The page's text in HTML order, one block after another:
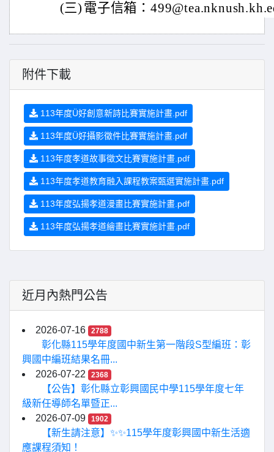
(三) 電子信箱：
附件下載
113年度Ü好創意新詩比賽實施計畫.pdf
113年度Ü好攝影徵件比賽實施計畫.pdf
113年度孝道故事徵文比賽實施計畫.pdf
113年度孝道教育融入課程教案甄選實施計畫.pdf
113年度弘揚孝道漫畫比賽實施計畫.pdf
113年度弘揚孝道繪畫比賽實施計畫.pdf
近月內熱門公告
2026-07-16 2788
彰化縣115學年度國中新生第一階段S型編班：彰
興國中編班結果名冊...
2026-07-22
2368
【公告】彰化縣立彰興國民中學115學年度七年
級新任導師名單暨正...
2026-07-09
1902
【新生請注意】✨✨115學年度彰興國中新生活適
應課程須知！